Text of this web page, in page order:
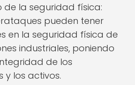
de la seguridad física:
pueden tener
en la seguridad física de
industriales, poniendo
de los
los activos.